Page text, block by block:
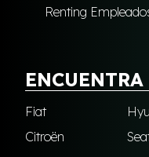
Renting
Fiat
Citroën